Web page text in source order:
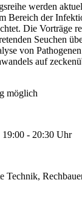
werden
Bereich der
Die Vorträge
Seuchen
von
auf
möglich
19:00 - 20:30 Uhr
Technik,